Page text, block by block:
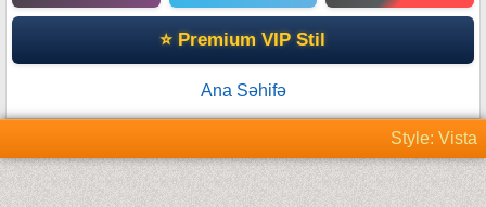
⭐ Premium VIP Stil
Ana Səhifə
Style: Vista